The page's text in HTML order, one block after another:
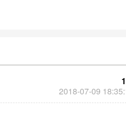
2018-07-09